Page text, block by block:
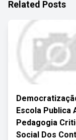
Related Posts
Escola Publica
Pedagogia
Social Dos